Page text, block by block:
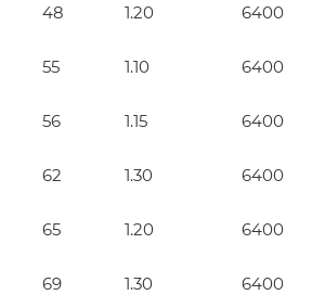
48 1.20 6400
55 1.10 6400
56 1.15 6400
62 1.30 6400
65 1.20 6400
69 1.30 6400